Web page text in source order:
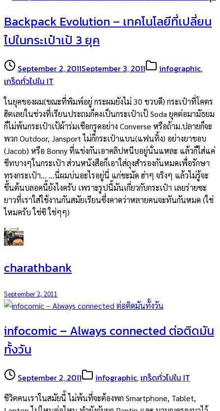
Backpack Evolution – เทคโนโลยีที่เปลี่ยน
ไปในกระเป๋าเป้ 3 ยุค
September 2, 2011September 3, 2011 infographic,
เกร็ดทั่วไปใน IT
ในยุคของผม(ขณะที่พิมพ์อยู่ กระผมยังไม่ 30 ขวบดี) กระเป๋าที่โคตร
ฮิตเลยในช่วงที่เรียนประถมก็คงเป็นกระเป๋าเป้ Soda ยุคต่อมามัธยม
ก็ไม่พ้นกระเป๋าเป้ผ้าร่มเชือกรูดอย่าง Converse หรือถ้าม.ปลายก็จะ
พวก Outdoor, Jansport ไม่ก็กระเป๋าแบน(แฟนทิ้ง) อย่างยาขอบ
(Jacob) หรือ Bonny ที่แข่งกันเอาคลิปหนีบอยู่นั่นแหละ แล้วก็ใส่แค่
ชีทบางๆในกระเป๋า ส่วนหนังสือก็เอาใส่ถุงสำรองกันหมดเพื่อรักษา
ทรงกระเป๋า… …นี่ผมบ่นอะไรอยู่นี่ แก่ชะมัด ฮ่าๆ จริงๆ แล้วไม่รู้จะ
ขึ้นต้นบลอคนี้ยังไงครับ เพราะรูปนี้มันเกี่ยวกับกระเป๋า เลยร่ายซะ
ยาวที่เราใส่ใช้งานกันสมัยเรียนซึ่งคาดว่าหลายคนจะทันกันหมด (ใช่
ไหมครับ ใช่ซิ ใช่ๆๆ)
charathbank
September 2, 2011
infocomic – Always connected ต่อติดมัน
ทั้งวัน
September 2, 2011 infographic, เกร็ดทั่วไปใน IT
ชีวิตคนเราในสมัยนี้ ไม่พ้นที่จะต้องพก Smartphone, Tablet,